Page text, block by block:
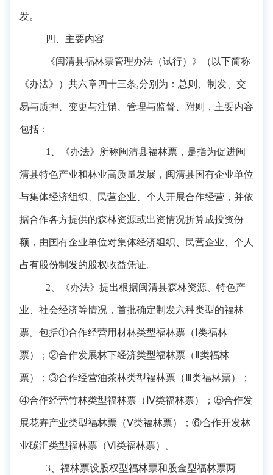
发。
四 、主要内容
《闽清县福林票管理办法（试行）》（以下简称
《办法》）共六章四十三条,分别为：总则、制发、交
易与质押、变更与注销、管理与监督、附则，主要内容
包括：
1、《办法》所称闽清县福林票，是指为促进闽
清县特色产业和林业高质量发展，闽清县国有企业单位
与集体经济组织、民营企业、个人开展合作经营，并依
据合作各方提供的森林资源或出资情况折算成投资份
额，由国有企业单位对集体经济组织、民营企业、个人
占有股份制发的股权收益凭证。
2、《办法》提出根据闽清县森林资源、特色产
业、社会经济等情况，首批确定制发六种类型的福林
票。包括①合作经营用材林类型福林票（Ⅰ类福林
票）；②合作发展林下经济类型福林票（Ⅱ类福林
票）；③合作经营油茶林类型福林票（Ⅲ类福林票）；
④合作经营竹林类型福林票（Ⅳ类福林票）；⑤合作发
展花卉产业类型福林票（Ⅴ类福林票）；⑥合作开发林
业碳汇类型福林票（Ⅵ类福林票）。
3、福林票设股权型福林票和股金型福林票两